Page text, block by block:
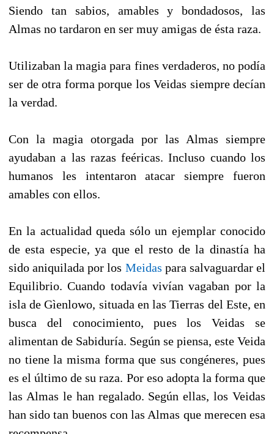
Siendo tan sabios, amables y bondadosos, las
Almas no tardaron en ser muy amigas de ésta raza.
Utilizaban la magia para fines verdaderos, no podía
ser de otra forma porque los Veidas siempre decían
la verdad.
Con la magia otorgada por las Almas siempre
ayudaban a las razas feéricas. Incluso cuando los
humanos les intentaron atacar siempre fueron
amables con ellos.
En la actualidad queda sólo un ejemplar conocido
de esta especie, ya que el resto de la dinastía ha
sido aniquilada por los Meidas para salvaguardar el
Equilibrio. Cuando todavía vivían vagaban por la
isla de Gìenlowo, situada en las Tierras del Este, en
busca del conocimiento, pues los Veidas se
alimentan de Sabiduría. Según se piensa, este Veida
no tiene la misma forma que sus congéneres, pues
es el último de su raza. Por eso adopta la forma que
las Almas le han regalado. Según ellas, los Veidas
han sido tan buenos con las Almas que merecen esa